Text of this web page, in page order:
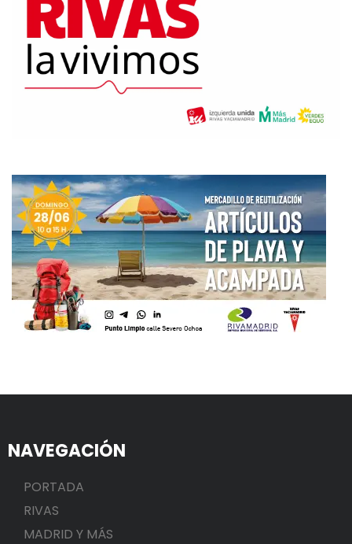
NAVEGACIÓN
PORTADA
RIVAS
MADRID Y MÁS